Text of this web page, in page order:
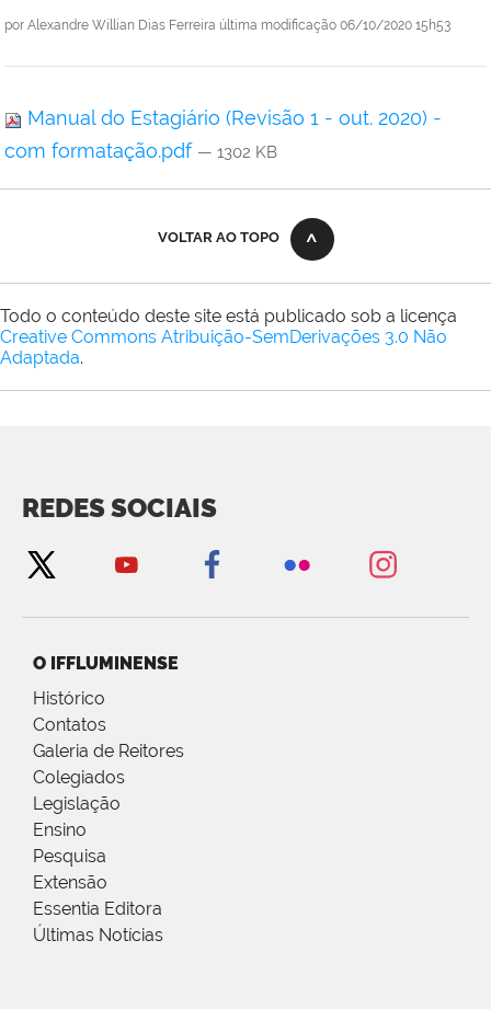
por Alexandre Willian Dias Ferreira última modificação 06/10/2020 15h53
Manual do Estagiário (Revisão 1 - out. 2020) -
com formatação.pdf — 1302 KB
VOLTAR AO TOPO
Todo o conteúdo deste site está publicado sob a licença
Creative Commons Atribuição-SemDerivações 3.0 Não
Adaptada.
REDES SOCIAIS
O IFFLUMINENSE
Histórico
Contatos
Galeria de Reitores
Colegiados
Legislação
Ensino
Pesquisa
Extensão
Essentia Editora
Últimas Notícias